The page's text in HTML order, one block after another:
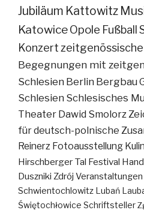
Jubiläum Kattowitz
KatowiceOpole Fußball
Konzert
Begegnungen mit
Schlesien Berlin Bergbau
Schlesien Schlesisches
Theater Dawid Smolorz
für deutsch-polnische
Reinerz Fotoausstellung
Hirschberger Tal Festival
Duszniki Zdrój Veranstaltungen
Schwientochlowitz Lubań
Świętochłowice Schriftsteller